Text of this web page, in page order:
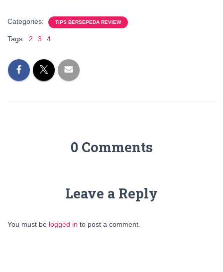
Categories: TIPS BERSEPEDA REVIEW
Tags: 2 3 4
0 Comments
Leave a Reply
You must be logged in to post a comment.